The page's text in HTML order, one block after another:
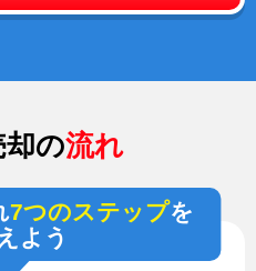
の流れ
7つのステップを
よう